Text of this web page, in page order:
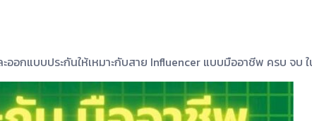
อกแบบประกันให้เหมาะกับสาย Influencer แบบมืออาชีพ ครบ จบ